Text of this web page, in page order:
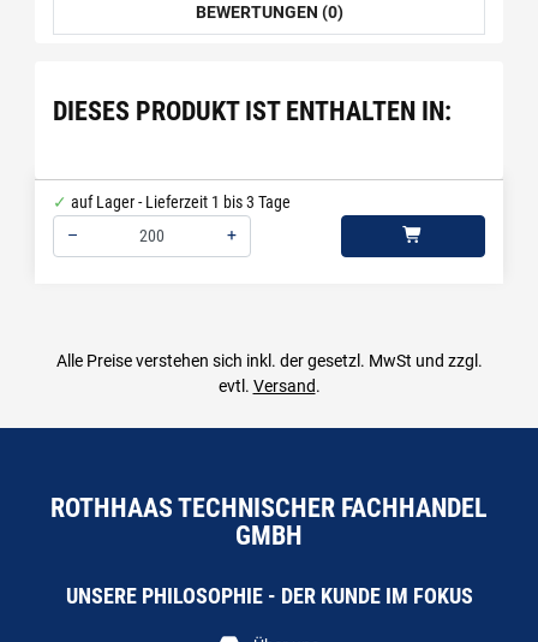
BEWERTUNGEN (0)
DIESES PRODUKT IST ENTHALTEN IN:
auf Lager - Lieferzeit 1 bis 3 Tage
–
+
Alle Preise verstehen sich inkl. der gesetzl. MwSt und zzgl.
evtl. Versand.
ROTHHAAS TECHNISCHER FACHHANDEL
GMBH
UNSERE PHILOSOPHIE - DER KUNDE IM FOKUS